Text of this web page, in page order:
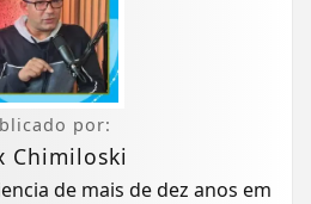
por:
Chimiloski
de mais de dez anos em